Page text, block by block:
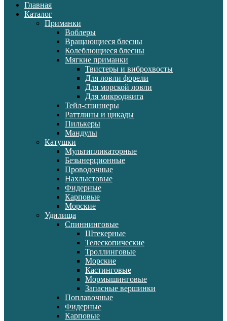
Главная
Каталог
Приманки
Воблеры
Вращающиеся блесны
Колеблющиеся блесны
Мягкие приманки
Твистеры и виброхвосты
Для ловли форели
Для морской ловли
Для микроджига
Тейл-спиннеры
Раттлины и цикады
Пилькеры
Мандулы
Катушки
Мультипликаторные
Безынерционные
Проводочные
Нахлыстовые
Фидерные
Карповые
Морские
Удилища
Спиннинговые
Штекерные
Телескопические
Троллинговые
Морские
Кастинговые
Мормышинговые
Запасные вершинки
Поплавочные
Фидерные
Карповые